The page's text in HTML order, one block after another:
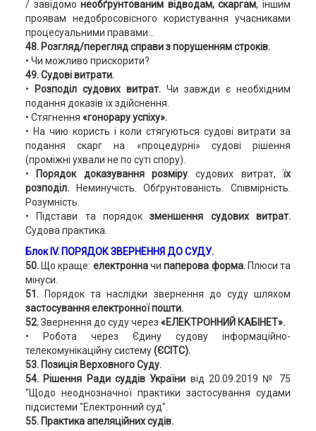
/ завідомонеобґрунтованим відводам, скаргам, іншим
проявам недобросовісного користування учасниками
процесуальними правами...
48. Розгляд/перегляд справи з порушенням строків.
• Чи можливо прискорити?
49. Судові витрати.
•
Розподіл судових витрат.Чи завжди є необхідним
подання доказів їх здійснення.
• Стягнення «гонорару успіху».
• На чию користь і коли стягуються судові витрати за
подання скарг на «процедурні» судові рішення
(проміжні ухвали не по суті спору).
• Порядок доказування розмірусудових витрат,їх
розподіл.
Неминучість. Обґрунтованість. Співмірність.
Розумність.
• Підстави та порядокзменшення судових витрат.
Судова практика.
Блок ІV. ПОРЯДОК ЗВЕРНЕННЯ ДО СУДУ.
50.Що краще: електронначипаперова форма.Плюси та
мінуси.
51.
Порядок та наслідки звернення до суду шляхом
застосування електронної пошти.
52.Звернення до суду через «ЕЛЕКТРОННИЙ КАБІНЕТ».
• Робота через Єдину судову інформаційно-
телекомунікаційну систему(ЄСІТС).
53. Позиція Верховного Суду.
54. Рішення Ради суддів України від 20.09.2019 № 75
"Щодо неоднозначної практики застосування судами
підсистеми "Електронний суд".
55. Практика апеляційних судів.